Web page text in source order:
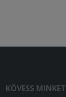
KÖVESS MINKET